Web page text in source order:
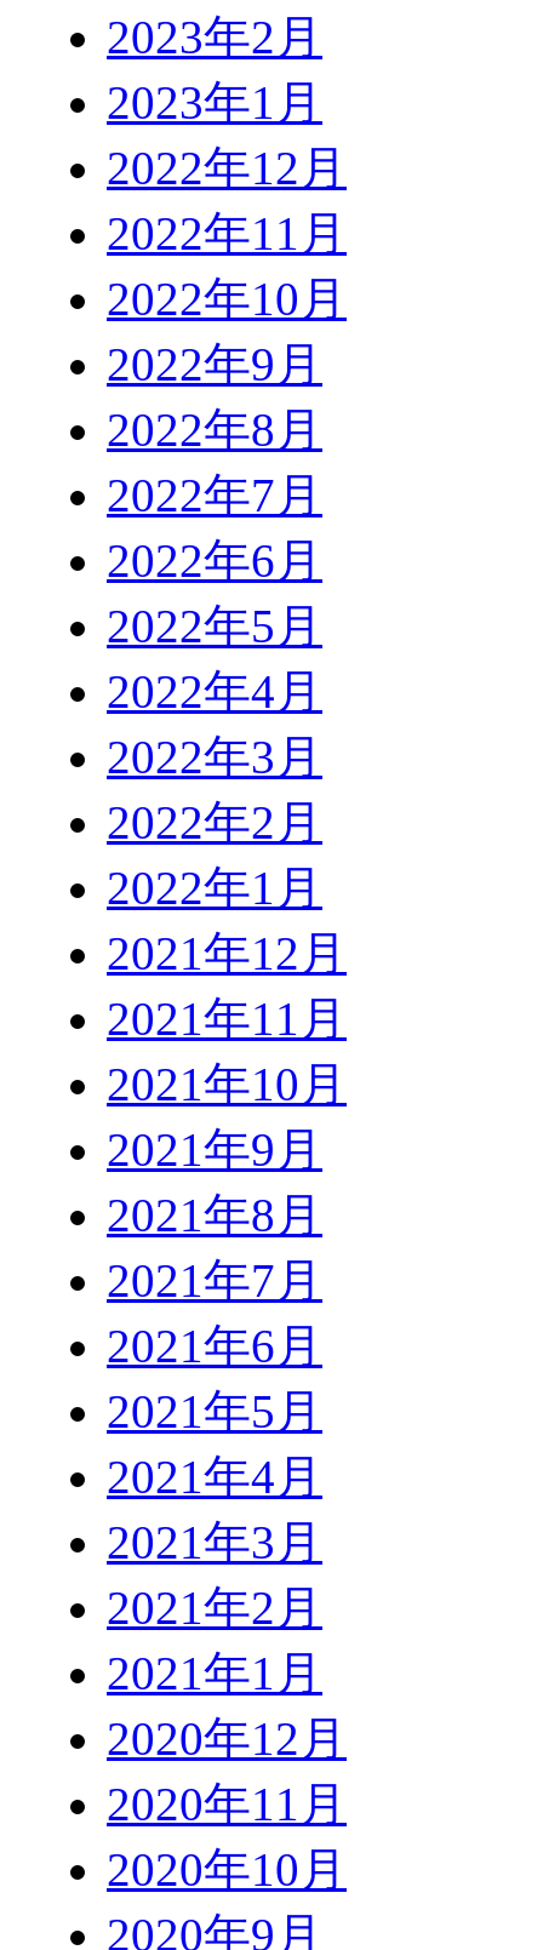
2023年2月
2023年1月
2022年12月
2022年11月
2022年10月
2022年9月
2022年8月
2022年7月
2022年6月
2022年5月
2022年4月
2022年3月
2022年2月
2022年1月
2021年12月
2021年11月
2021年10月
2021年9月
2021年8月
2021年7月
2021年6月
2021年5月
2021年4月
2021年3月
2021年2月
2021年1月
2020年12月
2020年11月
2020年10月
2020年9月